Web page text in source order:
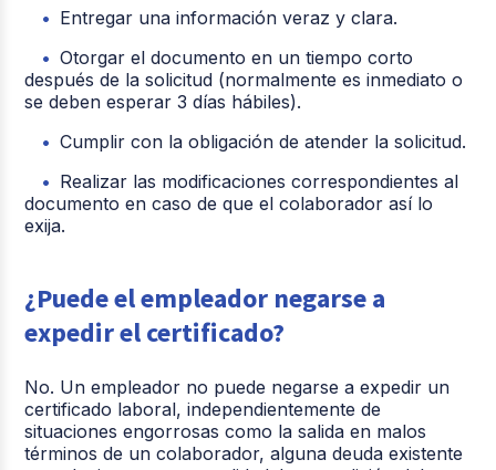
Entregar una información veraz y clara.
Otorgar el documento en un tiempo corto
después de la solicitud (normalmente es inmediato o
se deben esperar 3 días hábiles).
Cumplir con la obligación de atender la solicitud.
Realizar las modificaciones correspondientes al
documento en caso de que el colaborador así lo
exija.
¿Puede el empleador negarse a
expedir el certificado?
No. Un empleador no puede negarse a expedir un
certificado laboral, independientemente de
situaciones engorrosas como la salida en malos
términos de un colaborador, alguna deuda existente